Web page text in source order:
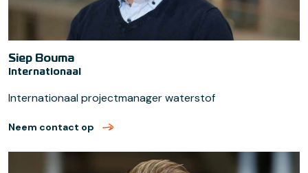
Siep Bouma
Internationaal
Internationaal projectmanager waterstof
Neem contact op met Siep Bouma (verzend email)